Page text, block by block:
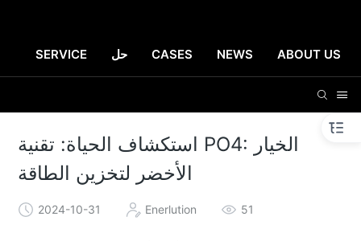
SERVICE حل CASES NEWS ABOUT US
استكشاف الحياة: تقنية PO4: الخيار
الأخضر لتخزين الطاقة
2024-10-31 Enerlution 51